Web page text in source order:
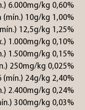
6.000mg/kg 0,60%
(mín.) 10g/kg 1,00%
12,5g/kg 1,25%
1.000mg/kg 0,10%
1.500mg/kg 0,15%
250mg/kg 0,025%
(mín.) 24g/kg 2,40%
2.400mg/kg 0,24%
300mg/kg 0,03%